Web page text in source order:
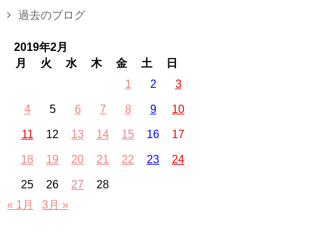
過去のブログ
2019年2月
月
火 水 木 金 土
日
1
2 3
4 5 6 7 8 9 10
11 12 13 14 15 16 17
18 19 20 21 22 23 24
25 26 27
28
« 1月
3月 »